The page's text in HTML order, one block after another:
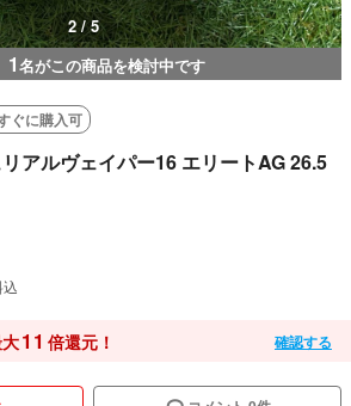
3 / 5
1名がこの商品を検討中です
ぐに購入可
リアルヴェイパー16 エリートAG 26.5
11 倍還元！ 確認する